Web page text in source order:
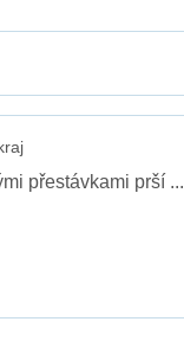
přestávkami prší ...